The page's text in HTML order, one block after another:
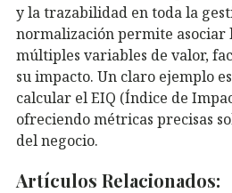
y la trazabilidad en toda la
normalización permite asociar
múltiples variables de valor,
su impacto. Un claro ejemplo
calcular el EIQ (Índice de
ofreciendo métricas precisas
del negocio.
Artículos Relacionados: